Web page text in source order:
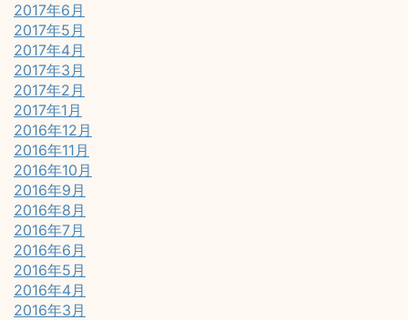
2017年6月
2017年5月
2017年4月
2017年3月
2017年2月
2017年1月
2016年12月
2016年11月
2016年10月
2016年9月
2016年8月
2016年7月
2016年6月
2016年5月
2016年4月
2016年3月